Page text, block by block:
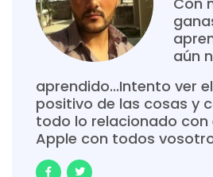
aún
aprendido...Intento ver
positivo de las cosas y
todo lo relacionado con
Apple con todos